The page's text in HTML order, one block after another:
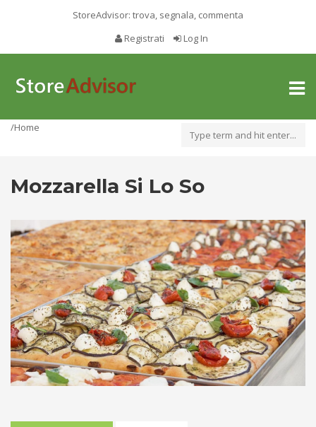
StoreAdvisor: trova, segnala, commenta
Registrati
Log In
Toggle
/Home
Mozzarella Si Lo So